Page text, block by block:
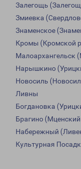
Залегощь
Змиевка
Знаменское
Кромы (Кромской
Малоархангельск
Нарышкино
Новосиль
Ливны
Богдановка
Брагино
Набережный
Культурная